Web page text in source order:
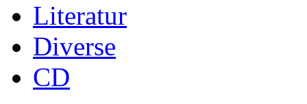
Literatur
Diverse
CD